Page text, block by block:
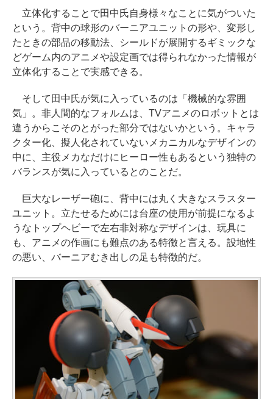
立体化することで田中氏自身様々なことに気がついた
という。背中の球形のバーニアユニットの形や、変形し
たときの部品の移動法、シールドが展開するギミックな
どゲーム内のアニメや設定画では得られなかった情報が
立体化することで実感できる。
そして田中氏が気に入っているのは「機械的な雰囲
気」。非人間的なフォルムは、TVアニメのロボットとは
違うからこそのとがった部分ではないかという。キャラ
クター化、擬人化されていないメカニカルなデザインの
中に、主役メカなだけにヒーロー性もあるという独特の
バランスが気に入っているとのことだ。
巨大なレーザー砲に、背中には丸く大きなスラスター
ユニット。立たせるためには台座の使用が前提になるよ
うなトップヘビーで左右非対称なデザインは、玩具に
も、アニメの作画にも難点のある特徴と言える。設地性
の悪い、バーニアむき出しの足も特徴的だ。